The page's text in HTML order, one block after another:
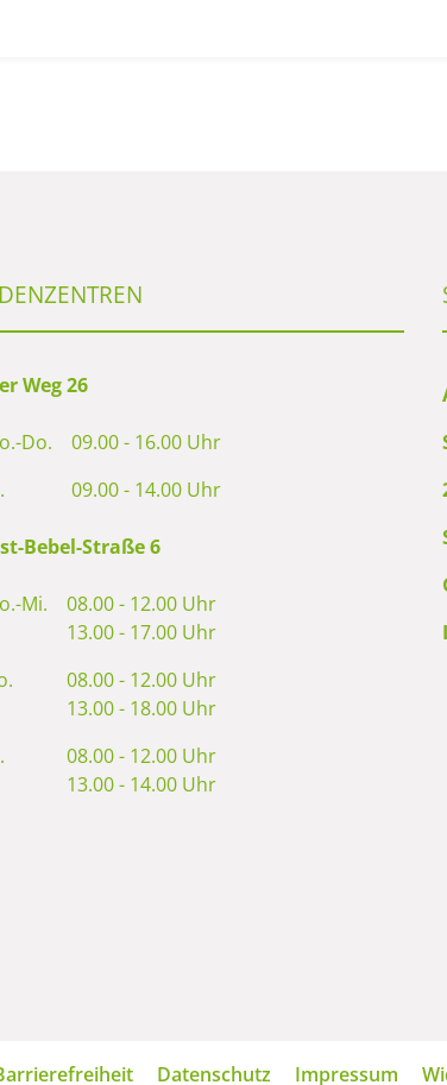
Weg 26
Do. 09.00 - 16.00 Uhr
09.00 - 14.00 Uhr
Bebel-Straße 6
Mi. 08.00 - 12.00 Uhr
13.00 - 17.00 Uhr
08.00 - 12.00 Uhr
13.00 - 18.00 Uhr
08.00 - 12.00 Uhr
13.00 - 14.00 Uhr
Datenschutz Impressum